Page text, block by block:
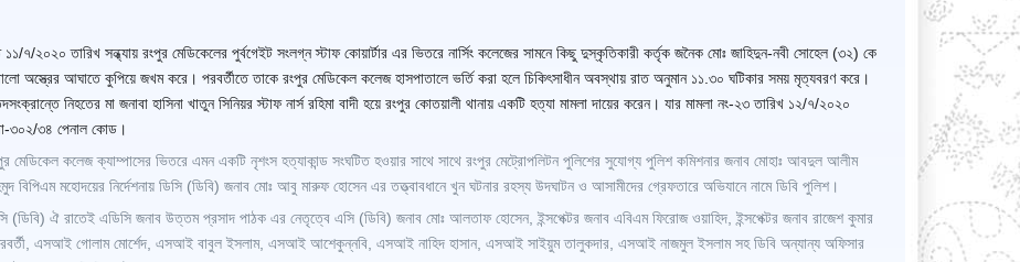
৭/২০২০ তারিখ সন্ধ্যায় রংপুর মেডিকেলের পুর্বগেইট সংলগ্ন স্টাফ কোয়ার্টার এর ভিতরে নার্সিং কলেজের সামনে কিছু দুস্কৃতিকারী কর্তৃক জনৈক মোঃ জাহিদুন-নবী সোহেল (৩২) কে
অস্ত্রের আঘাতে কুপিয়ে জখম করে। পরবর্তীতে তাকে রংপুর মেডিকেল কলেজ হাসপাতালে ভর্তি করা হলে চিকিৎসাধীন অবস্থায় রাত অনুমান ১১.৩০ ঘটিকার সময় মৃত্যবরণ করে।
নিহতের মা জনাবা হাসিনা খাতুন সিনিয়র স্টাফ নার্স রহিমা বাদী হয়ে রংপুর কোতয়ালী থানায় একটি হত্যা মামলা দায়ের করেন। যার মামলা নং-২৩ তারিখ ১২/৭/২০২০
৩০২/৩৪ পেনাল কোড।
মেডিকেল কলেজ ক্যাম্পাসের ভিতরে এমন একটি নৃশংস হত্যাকান্ড সংঘটিত হওয়ার সাথে সাথে রংপুর মেট্রোপলিটন পুলিশের সুযোগ্য পুলিশ কমিশনার জনাব মোহাঃ আবদুল আলীম
বিপিএম মহোদয়ের নির্দেশনায় ডিসি (ডিবি) জনাব মোঃ আবু মারুফ হোসেন এর তত্ত্বাবধানে খুন ঘটনার রহস্য উদঘাটন ও আসামীদের গ্রেফতারে অভিযানে নামে ডিবি পুলিশ।
(ডিবি) ঐ রাতেই এডিসি জনাব উত্তম প্রসাদ পাঠক এর নেতৃত্বে এসি (ডিবি) জনাব মোঃ আলতাফ হোসেন, ইন্সপেক্টর জনাব এবিএম ফিরোজ ওয়াহিদ, ইন্সপেক্টর জনাব রাজেশ কুমার
এসআই গোলাম মোর্শেদ, এসআই বাবুল ইসলাম, এসআই আশেকুন্নবি, এসআই নাহিদ হাসান, এসআই সাইয়ুম তালুকদার, এসআই নাজমুল ইসলাম সহ ডিবি অন্যান্য অফিসার